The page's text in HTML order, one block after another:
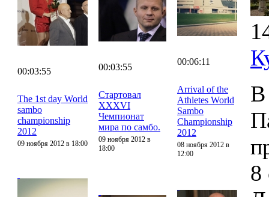
00:03:55
The 1st day World
sambo
championship
2012
09 ноября 2012 в 18:00
00:03:55
Стартовал
XXXVI
Чемпионат
мира по самбо.
09 ноября 2012 в
18:00
00:06:11
Arrival of the
Athletes World
Sambo
Championship
2012
08 ноября 2012 в
12:00
В
8